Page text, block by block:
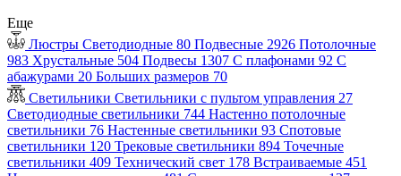
Еще
Люстры Светодиодные 80 Подвесные 2926 Потолочные
983 Хрустальные 504 Подвесы 1307 С плафонами 92 С
абажурами 20 Больших размеров 70
Светильники Светильники с пультом управления 27
Светодиодные светильники 744 Настенно потолочные
светильники 76 Настенные светильники 93 Спотовые
светильники 120 Трековые светильники 894 Точечные
светильники 409 Технический свет 178 Встраиваемые 451